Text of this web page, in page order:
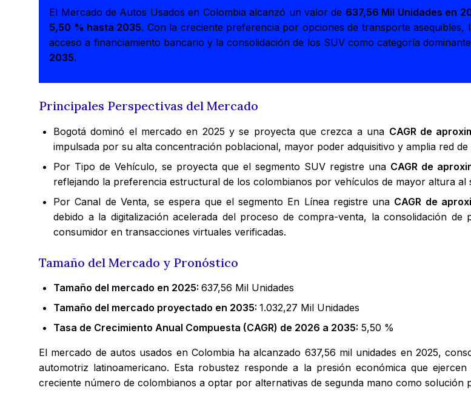
El Mercado de Autos Usados en Colombia alcanzó un valor de 637,56 Mil Unidades en
5,50 % hasta 2035. Con la creciente preferencia por opciones de transporte
acceso a financiamiento bancario y la consolidación de los SUV como categoría
2035.
Principales Perspectivas del Mercado
Bogotá dominó el mercado en 2025 y se proyecta que crezca a una CAGR de
impulsada por su alta concentración poblacional, mayor poder adquisitivo y amplia red
Por Tipo de Vehículo, se proyecta que el segmento SUV registre una CAGR de
reflejando la preferencia estructural de los colombianos por vehículos de mayor altura
Por Canal de Venta, se espera que el segmento En Línea registre una CAGR de
debido a la digitalización acelerada del proceso de compra-venta, la consolidación
consumidor en transacciones virtuales verificadas.
Tamaño del Mercado y Pronóstico
Tamaño del mercado en 2025: 637,56 Mil Unidades
Tamaño del mercado proyectado en 2035: 1.032,27 Mil Unidades
Tasa de Crecimiento Anual Compuesta (CAGR) de 2026 a 2035: 5,50 %
El mercado de autos usados en Colombia ha alcanzado 637,56 mil unidades en 2025,
automotriz latinoamericano. Esta robustez responde a la presión económica que
creciente número de colombianos a optar por alternativas de segunda mano como solución